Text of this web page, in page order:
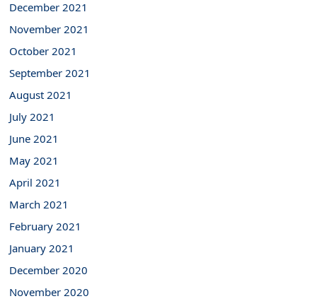
December 2021
November 2021
October 2021
September 2021
August 2021
July 2021
June 2021
May 2021
April 2021
March 2021
February 2021
January 2021
December 2020
November 2020